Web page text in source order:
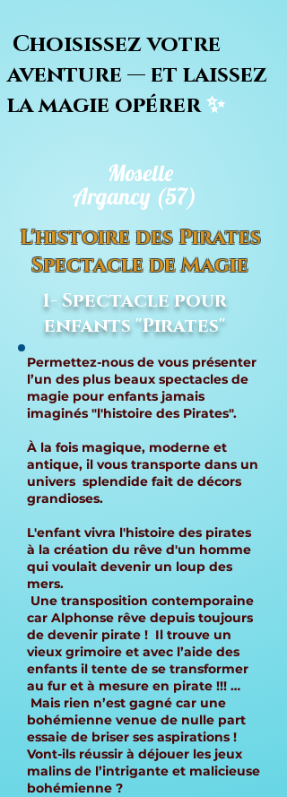
Choisissez votre
aventure — et laissez
la magie opérer✨
Argancy (57)
Moselle
L'histoire des Pirates
Spectacle de Magie
1- Spectacle pour
enfants "Pirates"
Permettez-nous de vous présenter
l’un des plus beaux spectacles de
magie pour enfants jamais
imaginés "l'histoire des Pirates".
À la fois magique, moderne et
antique, il vous transporte dans un
univers splendide fait de décors
grandioses.
L'enfant vivra l'histoire des pirates
à la création du rêve d'un homme
qui voulait devenir un loup des
mers.
Une transposition contemporaine
car Alphonse rêve depuis toujours
de devenir pirate ! Il trouve un
vieux grimoire et avec l’aide des
enfants il tente de se transformer
au fur et à mesure en pirate !!! …
Mais rien n’est gagné car une
bohémienne venue de nulle part
essaie de briser ses aspirations !
Vont-ils réussir à déjouer les jeux
malins de l’intrigante et malicieuse
bohémienne ?